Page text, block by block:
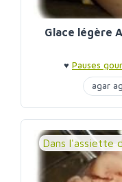
Glace légère
♥ Pauses
agar
fruits
Dans l'assiette